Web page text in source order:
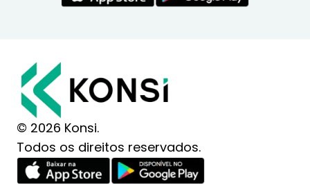
© 2026 Konsi.
Todos os direitos reservados.